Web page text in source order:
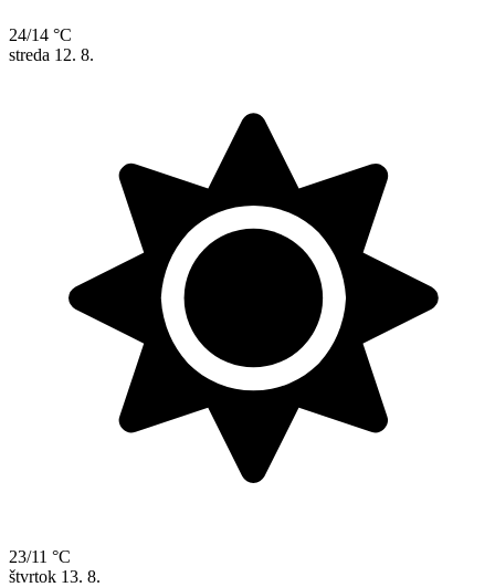
24/14 °C
streda 12. 8.
23/11 °C
štvrtok 13. 8.